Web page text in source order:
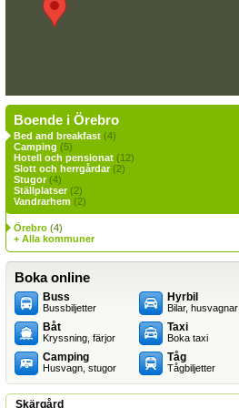
Boende i Örebro
Bed and breakfast (4)
Camping (5)
Hotell och pensionat (12)
Slott och herrgårdar(2)
Stugor(4)
Ställplatser(2)
Vandrarhem (2)
Örebro (4)
+ Alla kommuner
Boka online
Buss
Bussbiljetter
Båt
Kryssning, färjor
Camping
Husvagn, stugor
Hyrbil
Bilar, husvagnar
Taxi
Boka taxi
Tåg
Tågbiljetter
Skärgård